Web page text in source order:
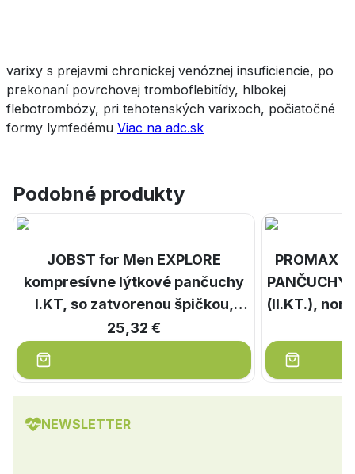
varixy s prejavmi chronickej venóznej insuficiencie, po
prekonaní povrchovej tromboflebitídy, hlbokej
flebotrombózy, pri tehotenských varixoch, počiatočné
formy lymfedému Viac na adc.sk
Podobné produkty
JOBST for Men EXPLORE
kompresívne lýtkové pančuchy
I.KT, so zatvorenou špičkou,
čierne, veľ. V., 1x1 pár
25,32 €
PROMAX
(II.KT.),
NEWSLETTER